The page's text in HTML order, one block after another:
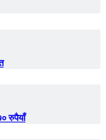
रुपैयाँ